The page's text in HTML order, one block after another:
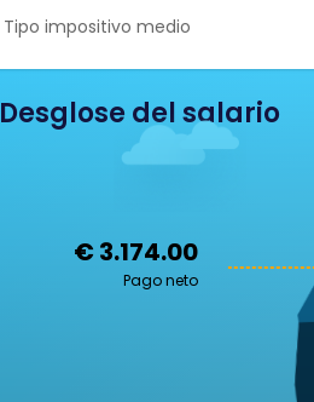
Tipo impositivo medio
Desglose del salario
€ 3.174.00
Pago neto